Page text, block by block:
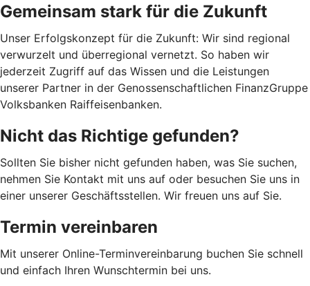
Gemeinsam stark für die Zukunft
Unser Erfolgskonzept für die Zukunft: Wir sind regional
verwurzelt und überregional vernetzt. So haben wir
jederzeit Zugriff auf das Wissen und die Leistungen
unserer Partner in der Genossenschaftlichen FinanzGruppe
Volksbanken Raiffeisenbanken.
Nicht das Richtige gefunden?
Sollten Sie bisher nicht gefunden haben, was Sie suchen,
nehmen Sie Kontakt mit uns auf oder besuchen Sie uns in
einer unserer Geschäftsstellen. Wir freuen uns auf Sie.
Termin vereinbaren
Mit unserer Online-Terminvereinbarung buchen Sie schnell
und einfach Ihren Wunschtermin bei uns.